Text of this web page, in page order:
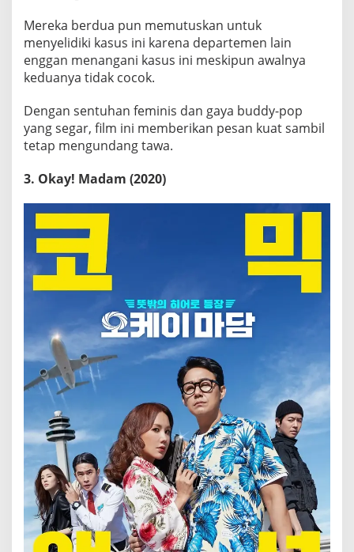
Mereka berdua pun memutuskan untuk
menyelidiki kasus ini karena departemen lain
enggan menangani kasus ini meskipun awalnya
keduanya tidak cocok.
Dengan sentuhan feminis dan gaya buddy-pop
yang segar, film ini memberikan pesan kuat sambil
tetap mengundang tawa.
3. Okay! Madam (2020)